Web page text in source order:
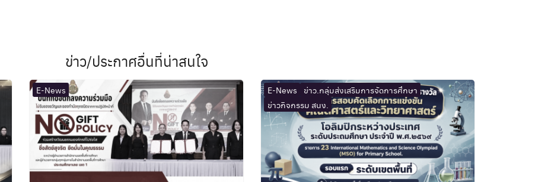
ข่าว/ประกาศอื่นที่น่าสนใจ
E-News E-News
ข่าว.กลุ่มส่งเสริมการจัดการศึกษา
ข่าวกิจกรรม สนง.